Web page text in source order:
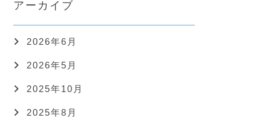
アーカイブ
2026年6月
2026年5月
2025年10月
2025年8月